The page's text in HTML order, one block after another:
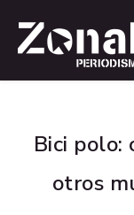
Bici polo:
otros